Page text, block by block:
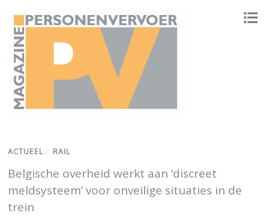
ACTUEEL / RAIL
Belgische overheid werkt aan ‘discreet
meldsysteem’ voor onveilige situaties in de
trein